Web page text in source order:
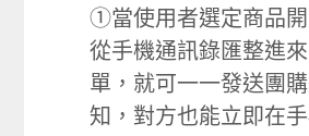
①當使用者選定商品
從手機通訊錄匯整進
單，就可一一發送團
知，對方也能立即在